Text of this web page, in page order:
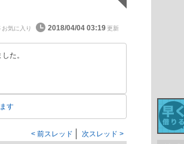
2018/04/04 03:19
た。
す
前スレッド 次スレッド